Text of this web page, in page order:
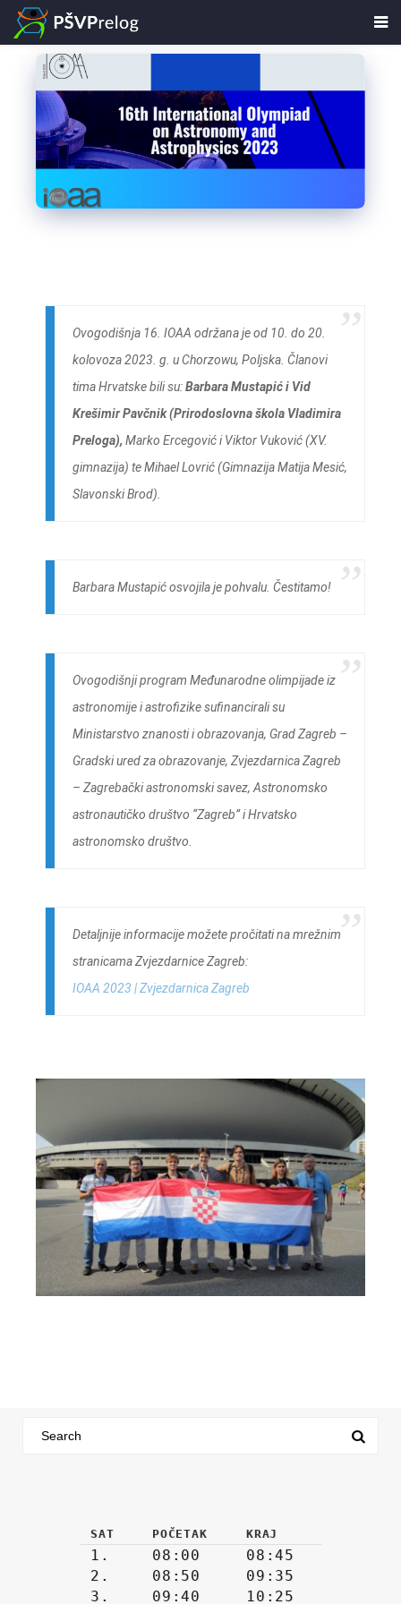
Ovogodišnja 16. IOAA održana je od 10. do 20.
kolovoza 2023. g. u Chorzowu, Poljska. Članovi
tima Hrvatske bili su:Barbara Mustapić i Vid
Krešimir Pavčnik (Prirodoslovna škola Vladimira
Preloga), Marko Ercegović i Viktor Vuković (XV.
gimnazija) te Mihael Lovrić (Gimnazija Matija Mesić,
Slavonski Brod).
Barbara Mustapić osvojila je pohvalu. Čestitamo!
Ovogodišnji program Međunarodne olimpijade iz
astronomije i astrofizike sufinancirali su
Ministarstvo znanosti i obrazovanja, Grad Zagreb –
Gradski ured za obrazovanje, Zvjezdarnica Zagreb
– Zagrebački astronomski savez, Astronomsko
astronautičko društvo “Zagreb” i Hrvatsko
astronomsko društvo.
Detaljnije informacije možete pročitati na mrežnim
stranicama Zvjezdarnice Zagreb:
IOAA 2023 | Zvjezdarnica Zagreb